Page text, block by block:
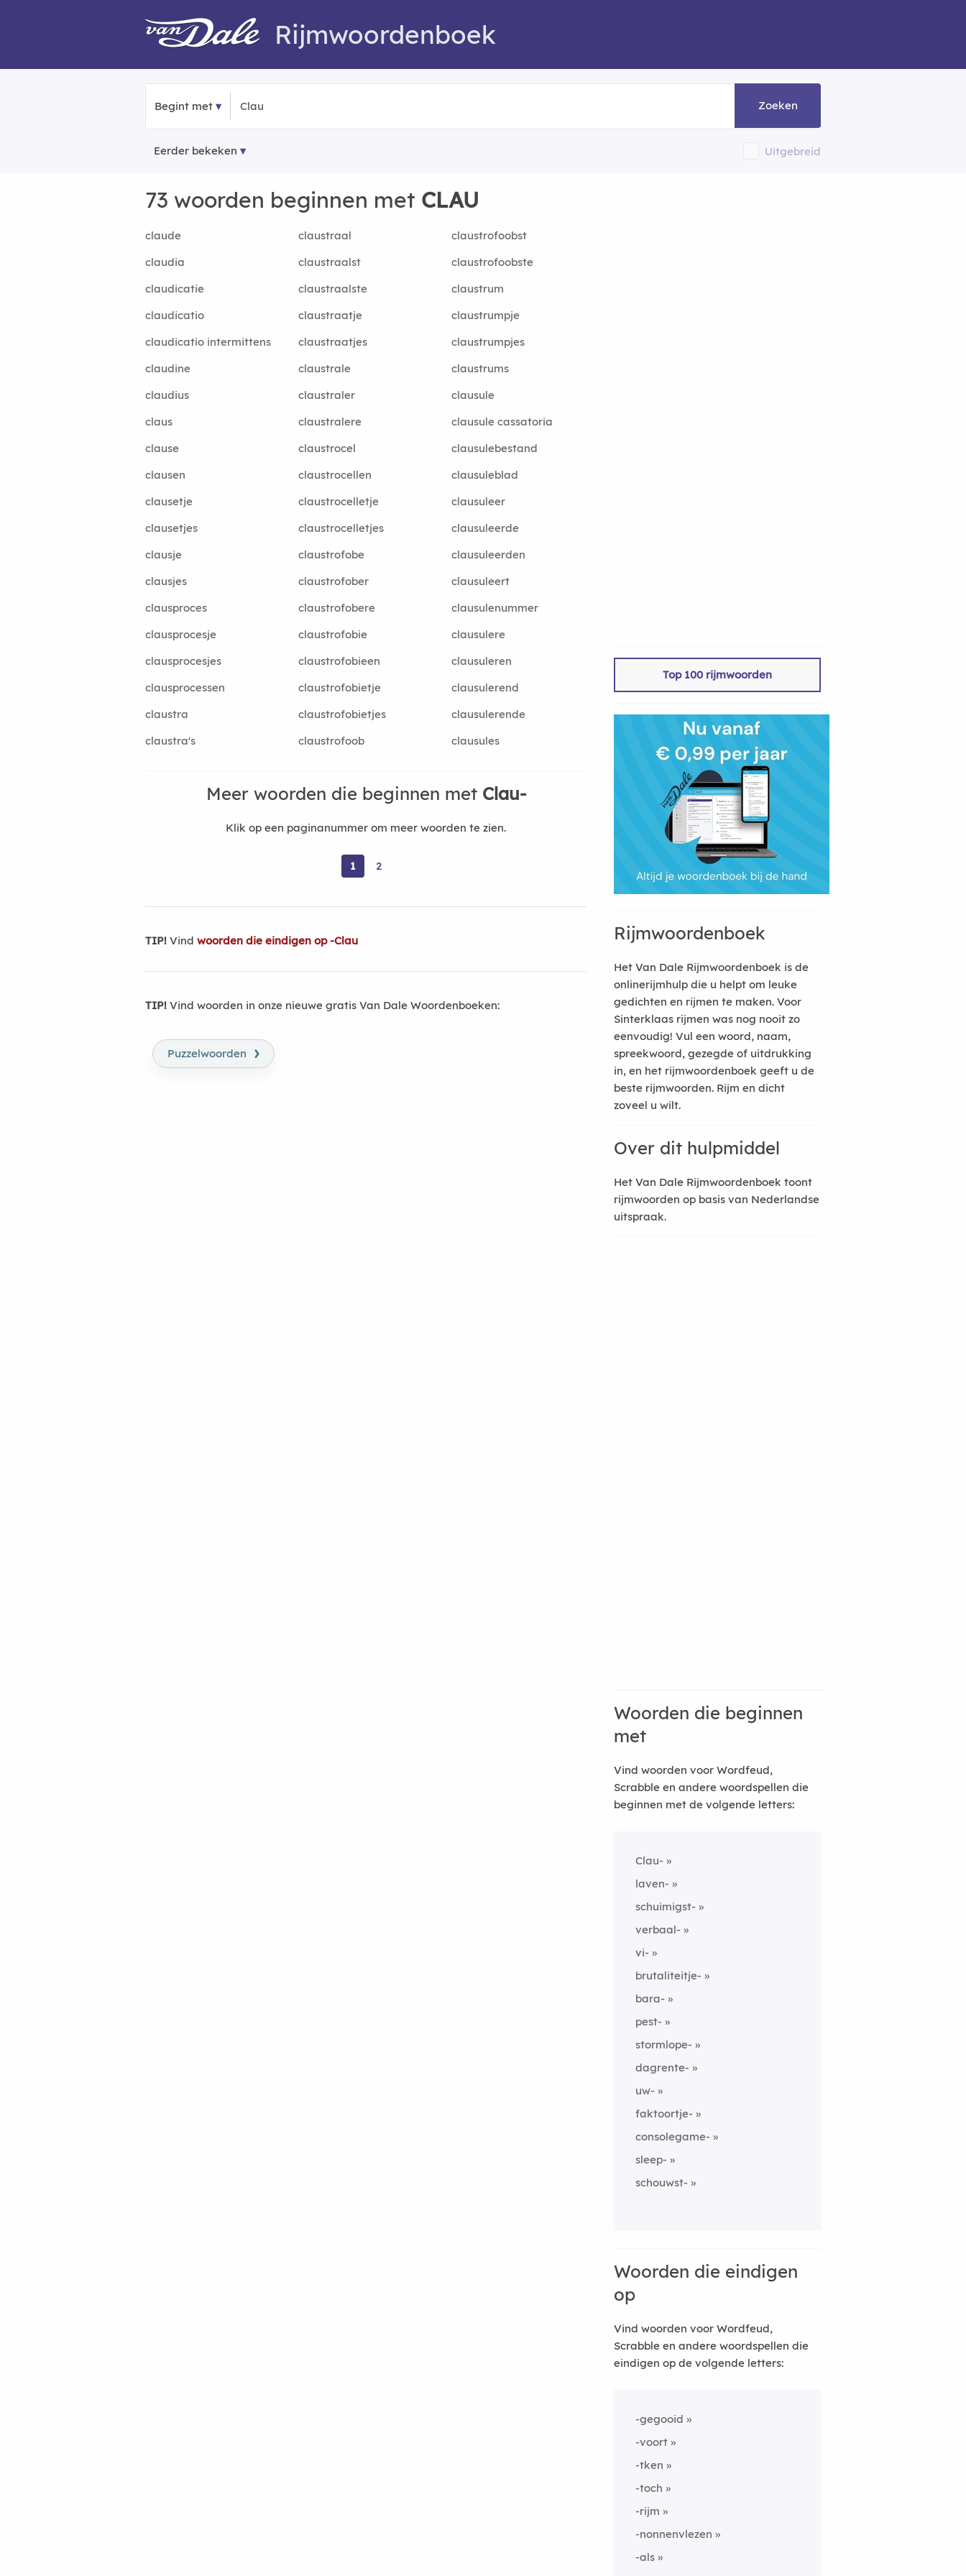
Rijmwoordenboek
Begint met Zoeken
Eerder bekeken Uitgebreid
73 woorden beginnen met CLAU
claude claustraal
claustrofoobst
claudia
claustraalst
claustrofoobste
claudicatie
claustraalste
claustrum
claudicatio
claustraatje
claustrumpje
claudicatio intermittens
claustraatjes
claustrumpjes
claudine
claustrale
claustrums
claudius
claustraler
clausule
claus
claustralere
clausule cassatoria
clause
claustrocel
clausulebestand
clausen
claustrocellen
clausuleblad
clausetje
claustrocelletje
clausuleer
clausetjes
claustrocelletjes
clausuleerde
clausje
claustrofobe
clausuleerden
clausjes
claustrofober
clausuleert
clausproces
claustrofobere
clausulenummer
clausprocesje
claustrofobie
clausulere
clausprocesjes
claustrofobieen
clausuleren
clausprocessen
claustrofobietje
clausulerend
claustra
claustrofobietjes
clausulerende
claustra's
claustrofoob clausules
Meer woorden die beginnen met Clau-
Klik op een paginanummer om meer woorden te zien.
1 2
TIP! Vind woorden die eindigen op -Clau
TIP! Vind woorden in onze nieuwe gratis Van Dale Woordenboeken:
Puzzelwoorden ›
Top 100 rijmwoorden
Rijmwoordenboek
Het Van Dale Rijmwoordenboek is de
onlinerijmhulp die u helpt om leuke
gedichten en rijmen te maken. Voor
Sinterklaas rijmen was nog nooit zo
eenvoudig! Vul een woord, naam,
spreekwoord, gezegde of uitdrukking
in, en het rijmwoordenboek geeft u de
beste rijmwoorden. Rijm en dicht
zoveel u wilt.
Over dit hulpmiddel
Het Van Dale Rijmwoordenboek toont
rijmwoorden op basis van Nederlandse
uitspraak.
Woorden die beginnen
met
Vind woorden voor Wordfeud,
Scrabble en andere woordspellen die
beginnen met de volgende letters:
Clau-
laven-
schuimigst-
verbaal-
vi-
brutaliteitje-
bara-
pest-
stormlope-
dagrente-
uw-
faktoortje-
consolegame-
sleep-
schouwst-
Woorden die eindigen
op
Vind woorden voor Wordfeud,
Scrabble en andere woordspellen die
eindigen op de volgende letters:
-gegooid
-voort
-tken
-toch
-rijm
-nonnenvlezen
-als